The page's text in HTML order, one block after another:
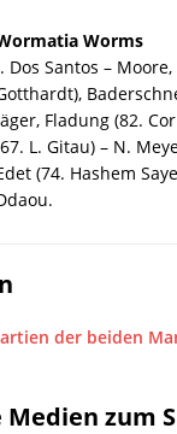
Worms
Dos Santos –
Fladung (82.
L. Gitau) – N.
(74. Hashem
der beiden
Medien zum